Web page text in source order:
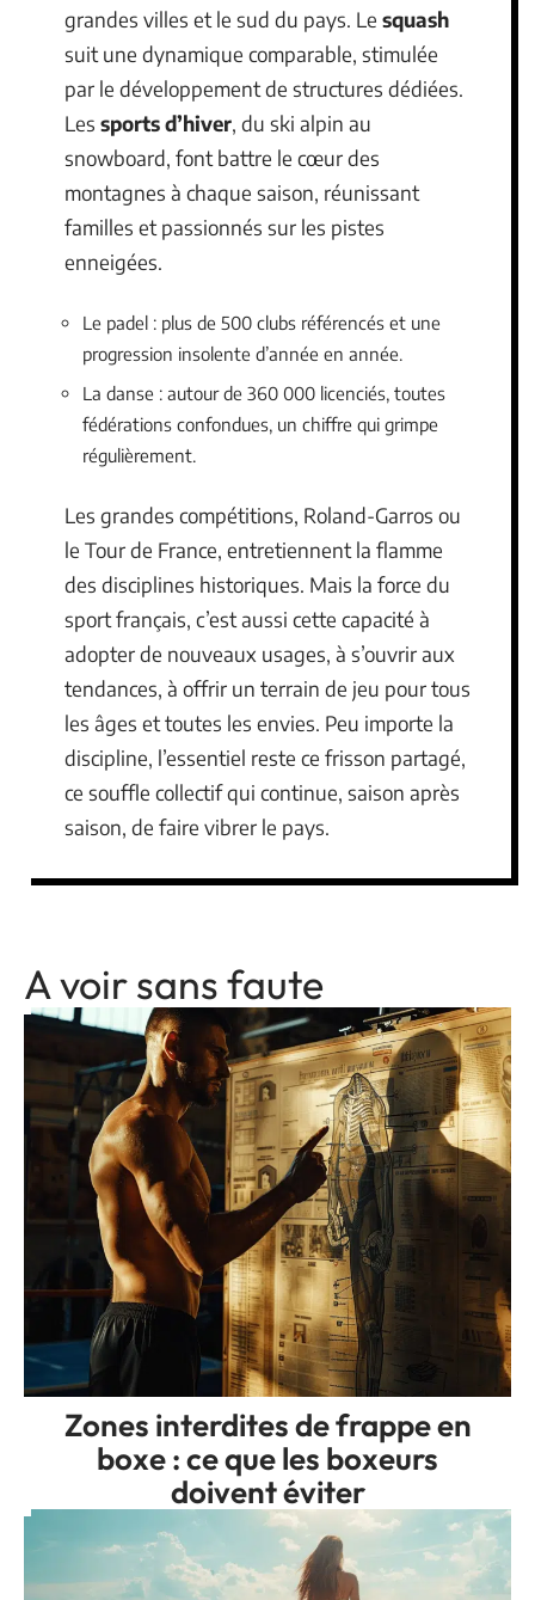
grandes villes et le sud du pays. Le squash
suit une dynamique comparable, stimulée
par le développement de structures dédiées.
Les sports d’hiver, du ski alpin au
snowboard, font battre le cœur des
montagnes à chaque saison, réunissant
familles et passionnés sur les pistes
enneigées.
Le padel : plus de 500 clubs référencés et une
progression insolente d’année en année.
La danse : autour de 360 000 licenciés, toutes
fédérations confondues, un chiffre qui grimpe
régulièrement.
Les grandes compétitions, Roland-Garros ou
le Tour de France, entretiennent la flamme
des disciplines historiques. Mais la force du
sport français, c’est aussi cette capacité à
adopter de nouveaux usages, à s’ouvrir aux
tendances, à offrir un terrain de jeu pour tous
les âges et toutes les envies. Peu importe la
discipline, l’essentiel reste ce frisson partagé,
ce souffle collectif qui continue, saison après
saison, de faire vibrer le pays.
A voir sans faute
Zones interdites de frappe en
boxe : ce que les boxeurs
doivent éviter